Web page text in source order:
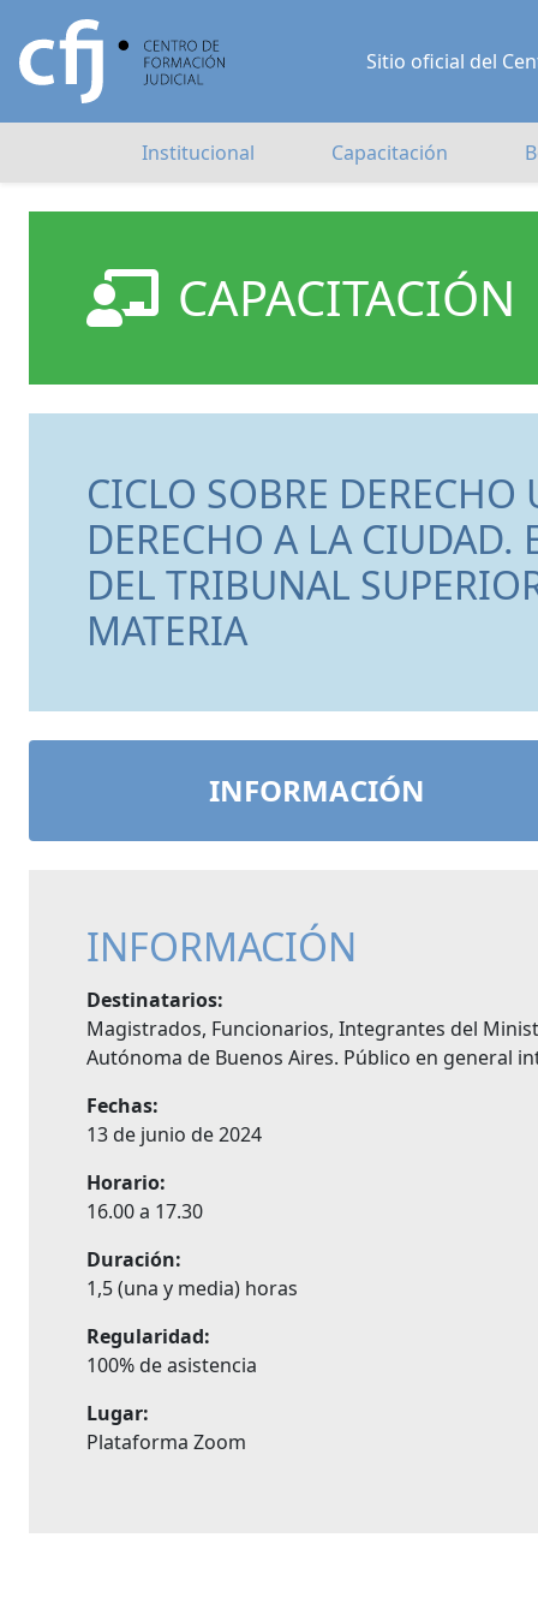
Sitio oficial del
Institucional Capacitación
CAPACITACIÓN
CICLO SOBRE
DERECHO A LA CIUDAD.
DEL TRIBUNAL
MATERIA
INFORMACIÓN
INFORMACIÓN
Destinatarios:
Magistrados, Funcionarios, Integrantes del
Autónoma de Buenos Aires. Público en general
Fechas:
13 de junio de 2024
Horario:
16.00 a 17.30
Duración:
1,5 (una y media) horas
Regularidad:
100% de asistencia
Lugar:
Plataforma Zoom